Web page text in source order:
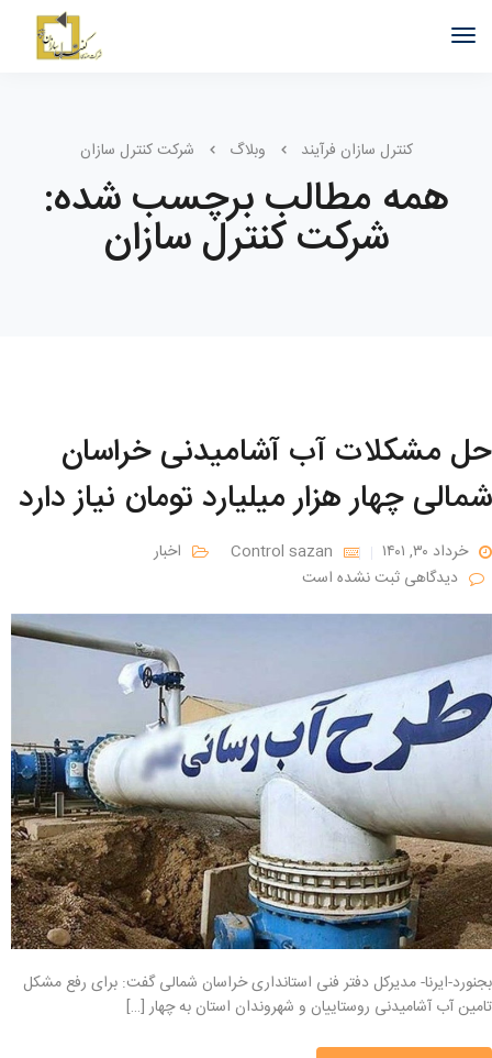
کنترل سازان فرآیند وبلاگ شرکت کنترل سازان
همه مطالب برچسب شده:
شرکت کنترل سازان
حل مشکلات آب آشامیدنی خراسان
شمالی چهار هزار میلیارد تومان نیاز دارد
خرداد ۳۰, ۱۴۰۱ Control sazan
اخبار
دیدگاهی ثبت نشده است
بجنورد-ایرنا- مدیرکل دفتر فنی استانداری خراسان شمالی گفت: برای رفع مشکل
تامین آب آشامیدنی روستاییان و شهروندان استان به چهار […]